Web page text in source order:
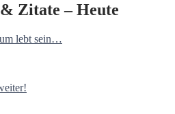
Zitate – Heute
lebt sein…